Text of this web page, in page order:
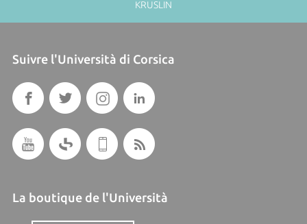
KRUSLIN
Suivre l'Università di Corsica
La boutique de l'Università